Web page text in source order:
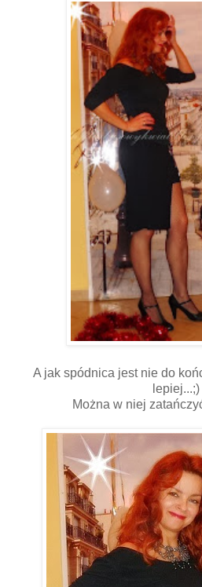
A jak spódnica jest nie do
lepiej...;)
Można w niej